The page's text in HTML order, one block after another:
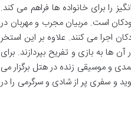
را برای خانواده ها فراهم می کند.
است. مربیان مجرب و مهربان در
اجرا می کنند. علاوه بر این استخر
ها به بازی و تفریح بپردازند. برای
و موسیقی زنده در هتل برگزار می
و سفری پر از شادی و سرگرمی را در